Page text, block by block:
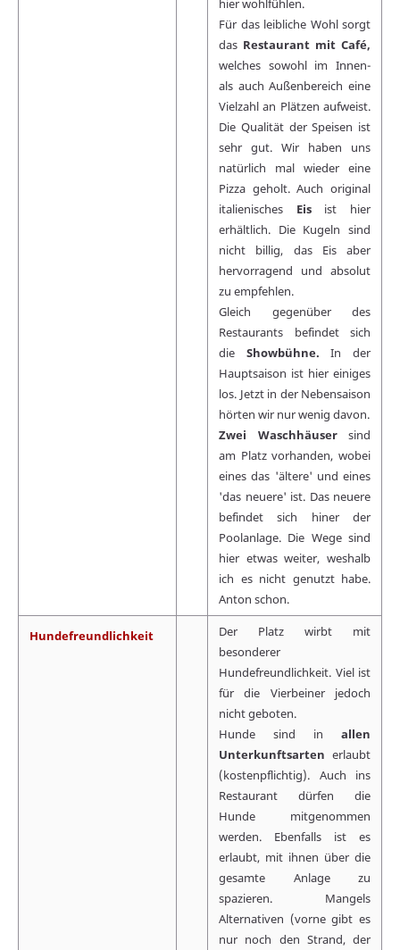
hier wohlfühlen.
Für das leibliche Wohl sorgt
das Restaurant mit Café,
welches sowohl im Innen-
als auch Außenbereich eine
Vielzahl an Plätzen aufweist.
Die Qualität der Speisen ist
sehr gut. Wir haben uns
natürlich mal wieder eine
Pizza geholt. Auch original
italienisches Eis ist hier
erhältlich. Die Kugeln sind
nicht billig, das Eis aber
hervorragend und absolut
zu empfehlen.
Gleich gegenüber des
Restaurants befindet sich
die Showbühne.In der
Hauptsaison ist hier einiges
los. Jetzt in der Nebensaison
hörten wir nur wenig davon.
Zwei Waschhäuser sind
am Platz vorhanden, wobei
eines das 'ältere' und eines
'das neuere' ist. Das neuere
befindet sich hiner der
Poolanlage. Die Wege sind
hier etwas weiter, weshalb
ich es nicht genutzt habe.
Anton schon.
Hundefreundlichkeit
Der Platz wirbt mit
besonderer
Hundefreundlichkeit. Viel ist
für die Vierbeiner jedoch
nicht geboten.
Hunde sind in allen
Unterkunftsarten erlaubt
(kostenpflichtig). Auch ins
Restaurant dürfen die
Hunde mitgenommen
werden. Ebenfalls ist es
erlaubt, mit ihnen über die
gesamte Anlage zu
spazieren. Mangels
Alternativen (vorne gibt es
nur noch den Strand, der